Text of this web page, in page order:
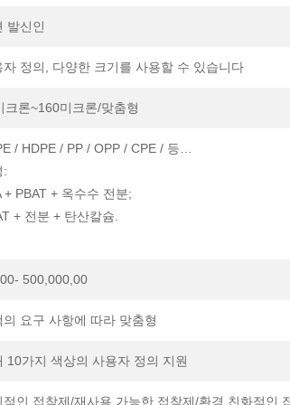
발신인
자 정의, 다양한 크기를 사용할 수 있습니다
크론~160미크론/맞춤형
/ HDPE / PP / OPP / CPE / 등…
:
+ PBAT + 옥수수 전분;
+ 전분 + 탄산칼슘.
500,000,00
의 요구 사항에 따라 맞춤형
10가지 색상의 사용자 정의 지원
적인 접착제/재사용 가능한 접착제/환경 친화적인